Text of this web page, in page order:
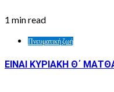
1 min read
Πνευματική ζωή
ΕΙΝΑΙ ΚΥΡΙΑΚΗ Θ΄